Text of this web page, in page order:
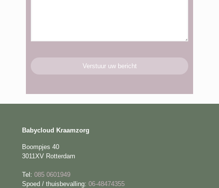
Babycloud Kraamzorg
Boompjes 40
3011XV Rotterdam
Tel: 085 0601949
Spoed / thuisbevalling: 06-48474355